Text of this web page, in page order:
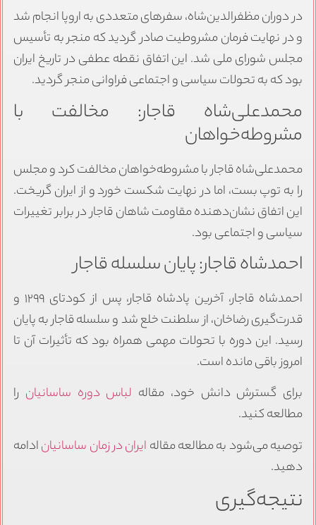
در دوران مظفرالدین‌شاه، سفرهای متعددی به اروپا انجام شد
و در نهایت فرمان مشروطیت صادر گردید که منجر به تأسیس
مجلس شورای ملی شد. این اتفاق نقطه عطفی در تاریخ ایران
بود که به تحولات سیاسی و اجتماعی فراوانی منجر گردید.
محمدعلی‌شاه قاجار: مخالفت با
مشروطه‌خواهان
محمدعلی‌شاه قاجار با مشروطه‌خواهان مخالفت کرد و مجلس
را به توپ بست، اما در نهایت شکست خورد و از ایران گریخت.
این اتفاق نشان‌دهنده مقاومت شاهان قاجار در برابر تغییرات
سیاسی و اجتماعی بود.
احمدشاه قاجار: پایان سلسله قاجار
احمدشاه قاجار، آخرین پادشاه قاجار، پس از کودتای ۱۲۹۹ و
قدرت‌گیری رضاخان، از سلطنت خلع شد و سلسله قاجار به پایان
رسید. این دوره با تحولات مهمی همراه بود که تأثیرات آن تا
امروز باقی مانده است.
برای گسترش دانش خود، مقاله لباس دوره ساسانیانرا
مطالعه کنید.
توصیه می‌شود به مطالعه مقاله ایران در زمان ساسانیانادامه
دهید.
نتیجه‌گیری